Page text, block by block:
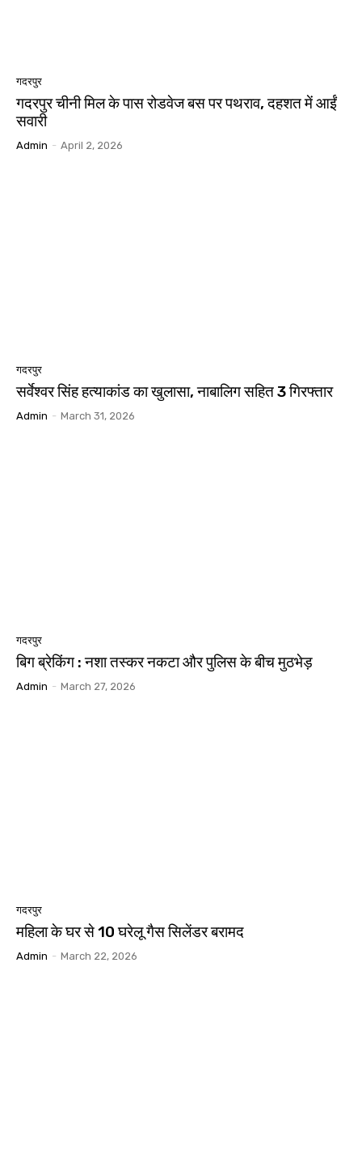
गदरपुर
गदरपुर चीनी मिल के पास रोडवेज बस पर पथराव, दहशत में आईं
सवारी
Admin - April 2, 2026
गदरपुर
सर्वेश्वर सिंह हत्याकांड का खुलासा, नाबालिग सहित 3 गिरफ्तार
Admin - March 31, 2026
गदरपुर
बिग ब्रेकिंग : नशा तस्कर नकटा और पुलिस के बीच मुठभेड़
Admin - March 27, 2026
गदरपुर
महिला के घर से 10 घरेलू गैस सिलेंडर बरामद
Admin - March 22, 2026